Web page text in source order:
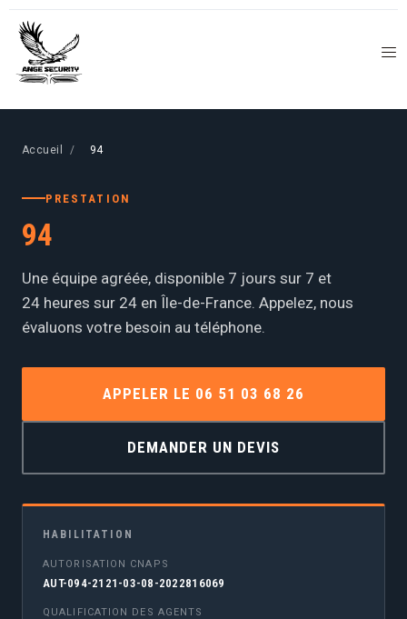
Accueil / 94
PRESTATION
94
Une équipe agréée, disponible 7 jours sur 7 et
24 heures sur 24 en Île-de-France. Appelez, nous
évaluons votre besoin au téléphone.
APPELER LE 06 51 03 68 26
DEMANDER UN DEVIS
HABILITATION
AUTORISATION CNAPS
AUT-094-2121-03-08-2022816069
QUALIFICATION DES AGENTS